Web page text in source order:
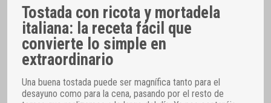
Tostada con ricota y mortadela
italiana: la receta fácil que
convierte lo simple en
extraordinario
Una buena tostada puede ser magnífica tanto para el
desayuno como para la cena, pasando por el resto de